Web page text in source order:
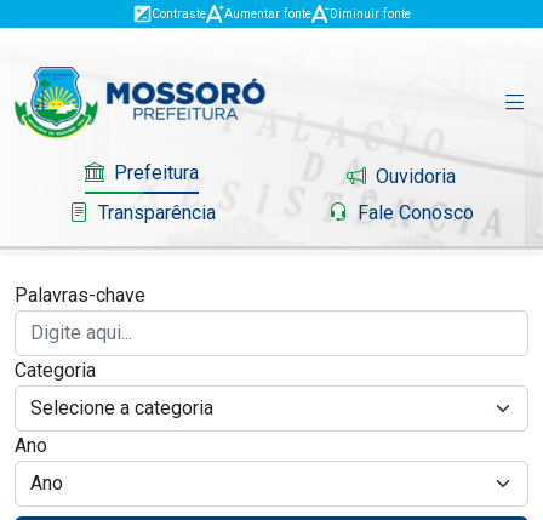
Contraste Aumentar fonte Diminuir fonte
Prefeitura
Ouvidoria
Transparência
Fale Conosco
Governo
Mossoró
Serviços
Portal do Contribuinte
Palavras-chave
Categoria
Ano